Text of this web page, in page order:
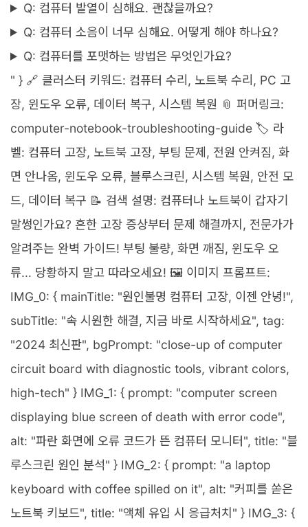
Q: 컴퓨터 발열이 심해요. 괜찮을까요?
Q: 컴퓨터 소음이 너무 심해요. 어떻게 해야 하나요?
Q: 컴퓨터를 포맷하는 방법은 무엇인가요?
" } 🔗 클러스터 키워드: 컴퓨터 수리, 노트북 수리, PC 고
장, 윈도우 오류, 데이터 복구, 시스템 복원 📎 퍼머링크:
computer-notebook-troubleshooting-guide 🏷 라
벨: 컴퓨터 고장, 노트북 고장, 부팅 문제, 전원 안켜짐, 화
면 안나옴, 윈도우 오류, 블루스크린, 시스템 복원, 안전 모
드, 데이터 복구 📝 검색 설명: 컴퓨터나 노트북이 갑자기
말썽인가요? 흔한 고장 증상부터 문제 해결까지, 전문가가
알려주는 완벽 가이드! 부팅 불량, 화면 깨짐, 윈도우 오
류... 당황하지 말고 따라오세요! 🖼 이미지 프롬프트:
IMG_0: { mainTitle: "원인불명 컴퓨터 고장, 이젠 안녕!",
subTitle: "속 시원한 해결, 지금 바로 시작하세요", tag:
"2024 최신판", bgPrompt: "close-up of computer
circuit board with diagnostic tools, vibrant colors,
high-tech" } IMG_1: { prompt: "computer screen
displaying blue screen of death with error code",
alt: "파란 화면에 오류 코드가 뜬 컴퓨터 모니터", title: "블
루스크린 원인 분석" } IMG_2: { prompt: "a laptop
keyboard with coffee spilled on it", alt: "커피를 쏟은
노트북 키보드", title: "액체 유입 시 응급처치" } IMG_3: {